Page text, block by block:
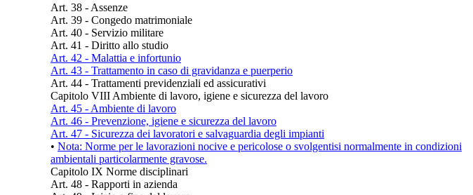
Art. 38 - Assenze
Art. 39 - Congedo matrimoniale
Art. 40 - Servizio militare
Art. 41 - Diritto allo studio
Art. 42 - Malattia e infortunio
Art. 43 - Trattamento in caso di gravidanza e puerperio
Art. 44 - Trattamenti previdenziali ed assicurativi
Capitolo VIII Ambiente di lavoro, igiene e sicurezza del lavoro
Art. 45 - Ambiente di lavoro
Art. 46 - Prevenzione, igiene e sicurezza del lavoro
Art. 47 - Sicurezza dei lavoratori e salvaguardia degli impianti
• Nota: Norme per le lavorazioni nocive e pericolose o svolgentisi normalmente in condizioni
ambientali particolarmente gravose.
Capitolo IX Norme disciplinari
Art. 48 - Rapporti in azienda